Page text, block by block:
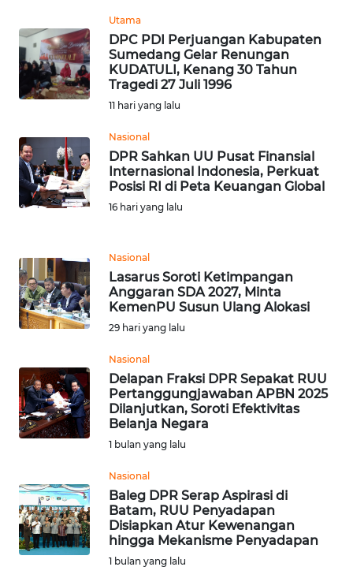
Utama
DPC PDI Perjuangan Kabupaten
Sumedang Gelar Renungan
KUDATULI, Kenang 30 Tahun
Tragedi 27 Juli 1996
11 hari yang lalu
Nasional
DPR Sahkan UU Pusat Finansial
Internasional Indonesia, Perkuat
Posisi RI di Peta Keuangan Global
16 hari yang lalu
Nasional
Lasarus Soroti Ketimpangan
Anggaran SDA 2027, Minta
KemenPU Susun Ulang Alokasi
29 hari yang lalu
Nasional
Delapan Fraksi DPR Sepakat RUU
Pertanggungjawaban APBN 2025
Dilanjutkan, Soroti Efektivitas
Belanja Negara
1 bulan yang lalu
Nasional
Baleg DPR Serap Aspirasi di
Batam, RUU Penyadapan
Disiapkan Atur Kewenangan
hingga Mekanisme Penyadapan
1 bulan yang lalu
Informasi
INDEKS
BERITA
KAMI
INFO
IKLAN
KAMI
PEDOMAN
MEDIA
REDAKSI
KARIR
Wahana
News
Regional